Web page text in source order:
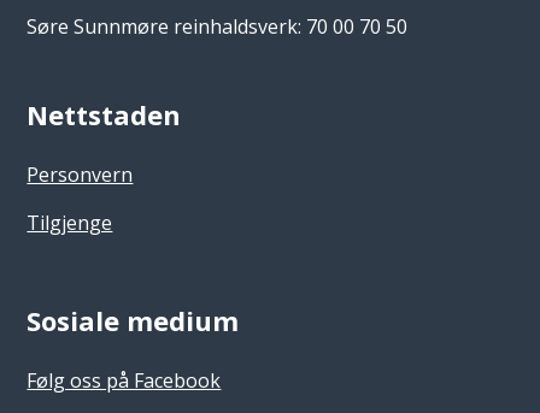
Søre Sunnmøre reinhaldsverk: 70 00 70 50
Nettstaden
Personvern
Tilgjenge
Sosiale medium
Følg oss på Facebook